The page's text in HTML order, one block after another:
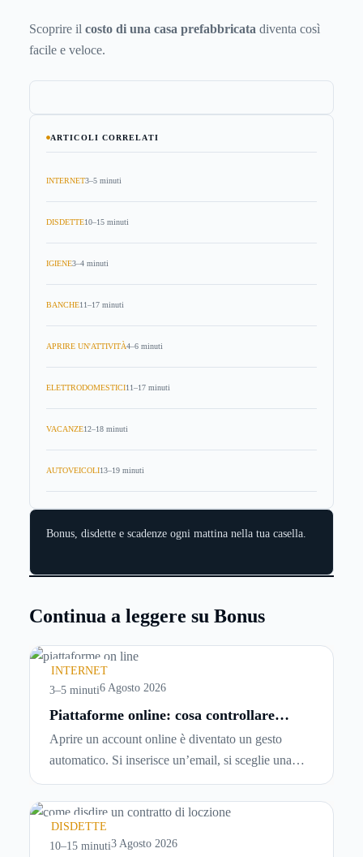
Scoprire il costo di una casa prefabbricata diventa così
facile e veloce.
ARTICOLI CORRELATI
INTERNET3–5 minuti
DISDETTE10–15 minuti
IGIENE3–4 minuti
BANCHE11–17 minuti
APRIRE UN'ATTIVITÀ4–6 minuti
ELETTRODOMESTICI11–17 minuti
VACANZE12–18 minuti
AUTOVEICOLI13–19 minuti
Bonus, disdette e scadenze ogni mattina nella tua casella.
Continua a leggere su Bonus
INTERNET
3–5 minuti6 Agosto 2026
Piattaforme online: cosa controllare
tempo reale
Aprire un account online è diventato un gesto
automatico. Si inserisce un’email, si sceglie una
password, si accetta una serie di condizioni senza
leggerle davvero. Tutto avviene in pochi minuti,
spesso senza che ci si fermi a capire dove si sta
entrando.
DISDETTE
10–15 minuti3 Agosto 2026